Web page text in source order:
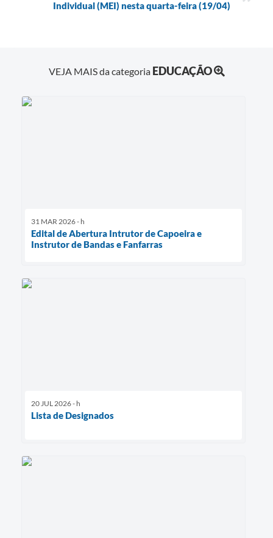
Individual (MEI) nesta quarta-feira (19/04)
VEJA MAIS da categoria EDUCAÇÃO
31 MAR 2026 - h
Edital de Abertura Intrutor de Capoeira e
Instrutor de Bandas e Fanfarras
20 JUL 2026 - h
Lista de Designados